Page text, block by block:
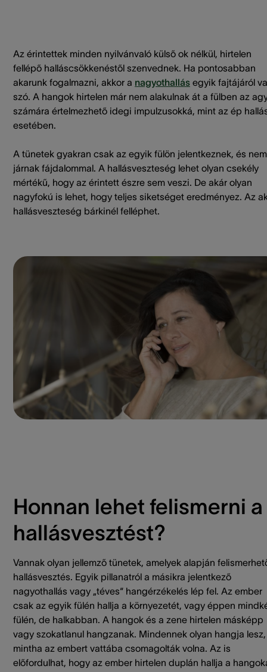
Az érintettek minden nyilvánvaló külső ok nélkül, hirtelen
fellépő halláscsökkenéstől szenvednek. Ha pontosabban
akarunk fogalmazni, akkor a nagyothallás egyik fajtájáról
szó. A hangok hirtelen már nem alakulnak át a fülben az
számára értelmezhető idegi impulzusokká, mint az ép
esetében.
A tünetek gyakran csak az egyik fülön jelentkeznek, és nem
járnak fájdalommal. A hallásveszteség lehet olyan csekély
mértékű, hogy az érintett észre sem veszi. De akár olyan
nagyfokú is lehet, hogy teljes siketséget eredményez. Az
hallásveszteség bárkinél felléphet.
Honnan lehet felismerni a
hallásvesztést?
Vannak olyan jellemző tünetek, amelyek alapján
hallásvesztés. Egyik pillanatról a másikra jelentkező
nagyothallás vagy „téves“ hangérzékelés lép fel. Az ember
csak az egyik fülén hallja a környezetét, vagy éppen
fülén, de halkabban. A hangok és a zene hirtelen másképp
vagy szokatlanul hangzanak. Mindennek olyan hangja lesz,
mintha az embert vattába csomagolták volna. Az is
előfordulhat, hogy az ember hirtelen duplán hallja a